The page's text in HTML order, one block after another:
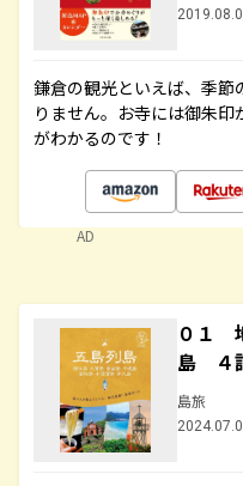
鎌倉の観光といえば、季節
りません。お寺には御朱
がわかるのです！
AD
０１
島 ４
島旅